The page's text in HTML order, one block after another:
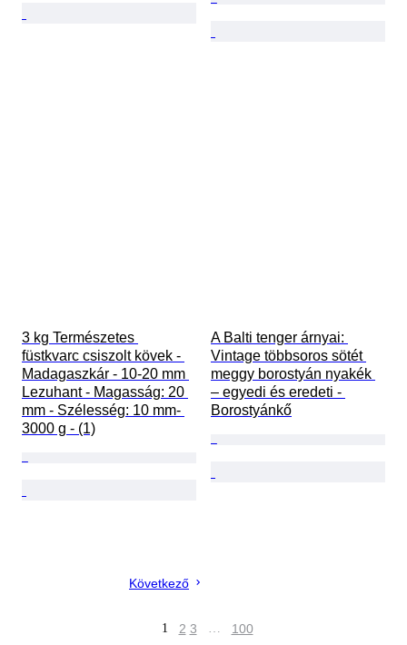
3 kg Természetes
füstkvarc csiszolt kövek -
Madagaszkár - 10-20 mm
Lezuhant - Magasság: 20
mm - Szélesség: 10 mm-
3000 g - (1)
A Balti tenger árnyai:
Vintage többsoros sötét
meggy borostyán nyakék
– egyedi és eredeti -
Borostyánkő
Következő
1 2 3 … 100